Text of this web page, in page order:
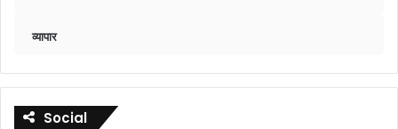
व्यापार
Social